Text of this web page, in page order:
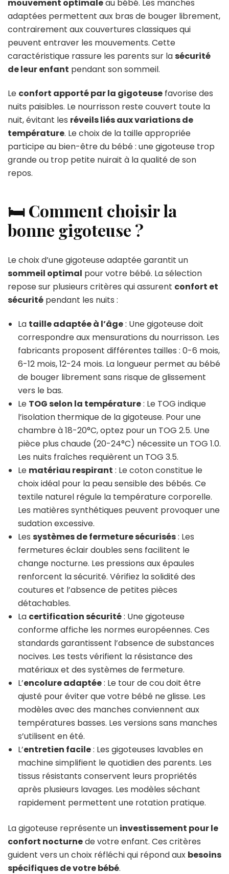
mouvement optimaleau bébé. Les manches
adaptées permettent aux bras de bouger librement,
contrairement aux couvertures classiques qui
peuvent entraver les mouvements. Cette
caractéristique rassure les parents sur lasécurité
de leur enfant pendant son sommeil.
Le confort apporté par la gigoteuse favorise des
nuits paisibles. Le nourrisson reste couvert toute la
nuit, évitant les réveils liés aux variations de
température. Le choix de la taille appropriée
participe au bien-être du bébé : une gigoteuse trop
grande ou trop petite nuirait à la qualité de son
repos.
🛏️ Comment choisir la
bonne gigoteuse ?
Le choix d’une gigoteuse adaptée garantit un
sommeil optimal pour votre bébé. La sélection
repose sur plusieurs critères qui assurent confort et
sécurité pendant les nuits :
La taille adaptée à l’âge: Une gigoteuse doit
correspondre aux mensurations du nourrisson. Les
fabricants proposent différentes tailles : 0-6 mois,
6-12 mois, 12-24 mois. La longueur permet au bébé
de bouger librement sans risque de glissement
vers le bas.
Le TOG selon la température: Le TOG indique
l’isolation thermique de la gigoteuse. Pour une
chambre à 18-20°C, optez pour un TOG 2.5. Une
pièce plus chaude (20-24°C) nécessite un TOG 1.0.
Les nuits fraîches requièrent un TOG 3.5.
Le matériau respirant : Le coton constitue le
choix idéal pour la peau sensible des bébés. Ce
textile naturel régule la température corporelle.
Les matières synthétiques peuvent provoquer une
sudation excessive.
Les systèmes de fermeture sécurisés: Les
fermetures éclair doubles sens facilitent le
change nocturne. Les pressions aux épaules
renforcent la sécurité. Vérifiez la solidité des
coutures et l’absence de petites pièces
détachables.
La certification sécurité: Une gigoteuse
conforme affiche les normes européennes. Ces
standards garantissent l’absence de substances
nocives. Les tests vérifient la résistance des
matériaux et des systèmes de fermeture.
L’encolure adaptée: Le tour de cou doit être
ajusté pour éviter que votre bébé ne glisse. Les
modèles avec des manches conviennent aux
températures basses. Les versions sans manches
s’utilisent en été.
L’entretien facile: Les gigoteuses lavables en
machine simplifient le quotidien des parents. Les
tissus résistants conservent leurs propriétés
après plusieurs lavages. Les modèles séchant
rapidement permettent une rotation pratique.
La gigoteuse représente un investissement pour le
confort nocturnede votre enfant. Ces critères
guident vers un choix réfléchi qui répond aux besoins
spécifiques de votre bébé.